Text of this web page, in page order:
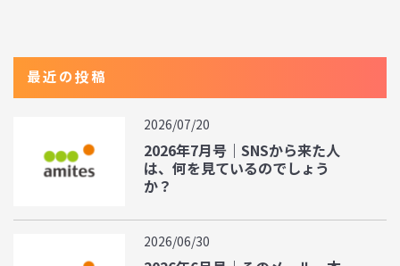
最近の投稿
2026/07/20
2026年7月号｜SNSから来た人
は、何を見ているのでしょう
か？
2026/06/30